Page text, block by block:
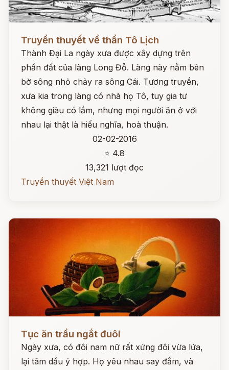
Đọc ngay
Truyền thuyết về thần Tô Lịch
Thành Đại La ngày xưa được xây dựng trên
phần đất của làng Long Đỗ. Làng này nằm bên
bờ sông nhỏ chảy ra sông Cái. Tương truyền,
xưa kia trong làng có nhà họ Tô, tuy gia tư
không giàu có lắm, nhưng mọi người ăn ở với
nhau lại thật là hiếu nghĩa, hoà thuận.
02-02-2016
⭐ 4.8
13,321 lượt đọc
Truyền thuyết Việt Nam
Tục ăn trầu ngắt đuôi
Ngày xưa, có đôi nam nữ rất xứng đôi vừa lứa,
lại tâm dầu ý hợp. Họ yêu nhau say đắm, và